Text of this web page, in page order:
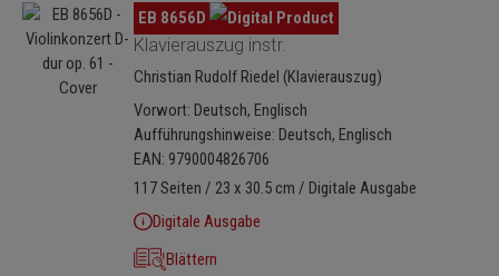
Bildergalerie überspringen
EB 8656D
Klavierauszug instr.
Christian Rudolf Riedel (Klavierauszug)
Vorwort: Deutsch, Englisch
Aufführungshinweise: Deutsch, Englisch
EAN: 9790004826706
117 Seiten / 23 x 30.5 cm / Digitale Ausgabe
Digitale Ausgabe
Blättern